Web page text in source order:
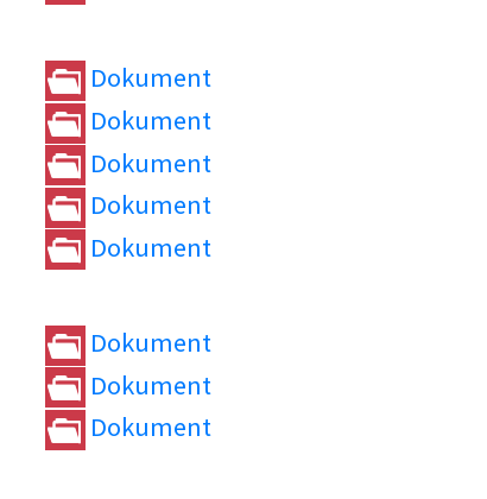
Dokument
Dokument
Dokument
Dokument
Dokument
Dokument
Dokument
Dokument